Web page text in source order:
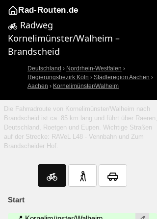
Rad-Routen.de
Radweg
Kornelimünster/Walheim –
Brandscheid
Deutschland › Nordrhein-Westfalen ›
Regierungsbezirk Köln › Städteregion Aachen ›
Aachen › Kornelimünster/Walheim
Die Fahrradroute von Kornelimünster/Walheim nach
Brandscheid ist ca. 85 km lang und führt über Raeren,
Deutschland, Roetgen und Eupen. Wichtige Straßen
auf der Strecke: RAVeL L48 - Vennbahn und Zum
Brandscheider Hof.
Start